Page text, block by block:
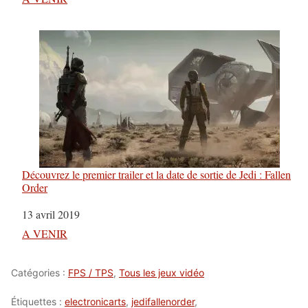
Découvrez le premier trailer et la date de sortie de Jedi : Fallen
Order
Date
13 avril 2019
Par rapport à
A VENIR
Catégories : FPS / TPS, Tous les jeux vidéo
Étiquettes : electronicarts, jedifallenorder,